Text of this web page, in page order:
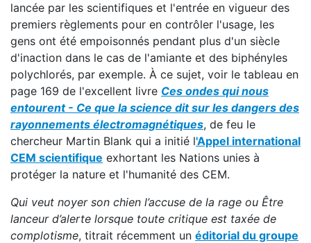
lancée par les scientifiques et l'entrée en vigueur des
premiers règlements pour en contrôler l'usage, les
gens ont été empoisonnés pendant plus d'un siècle
d'inaction dans le cas de l'amiante et des biphényles
polychlorés, par exemple. À ce sujet, voir le tableau en
page 169 de l'excellent livre Ces ondes qui nous
entourent - Ce que la science dit sur les dangers des
rayonnements électromagnétiques, de feu le
chercheur Martin Blank qui a initié l'Appel international
CEM scientifique exhortant les Nations unies à
protéger la nature et l'humanité des CEM.
Qui veut noyer son chien l’accuse de la rage ou Être
lanceur d’alerte lorsque toute critique est taxée de
complotisme, titrait récemment un éditorial du groupe